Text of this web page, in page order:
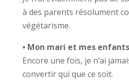
à des parents résolument
végétarisme.
• Mon mari et mes
Encore une fois, je n’ai
convertir qui que ce soit.